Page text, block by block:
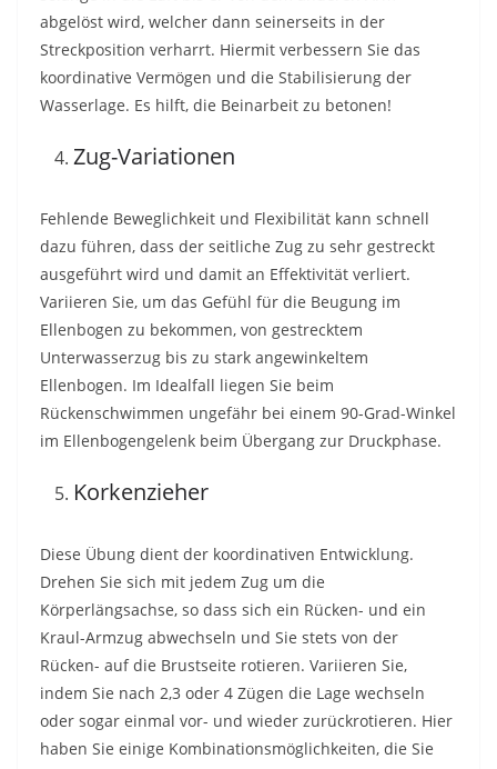
abgelöst wird, welcher dann seinerseits in der
Streckposition verharrt. Hiermit verbessern Sie das
koordinative Vermögen und die Stabilisierung der
Wasserlage. Es hilft, die Beinarbeit zu betonen!
Zug-Variationen
Fehlende Beweglichkeit und Flexibilität kann schnell
dazu führen, dass der seitliche Zug zu sehr gestreckt
ausgeführt wird und damit an Effektivität verliert.
Variieren Sie, um das Gefühl für die Beugung im
Ellenbogen zu bekommen, von gestrecktem
Unterwasserzug bis zu stark angewinkeltem
Ellenbogen. Im Idealfall liegen Sie beim
Rückenschwimmen ungefähr bei einem 90-Grad-Winkel
im Ellenbogengelenk beim Übergang zur Druckphase.
Korkenzieher
Diese Übung dient der koordinativen Entwicklung.
Drehen Sie sich mit jedem Zug um die
Körperlängsachse, so dass sich ein Rücken- und ein
Kraul-Armzug abwechseln und Sie stets von der
Rücken- auf die Brustseite rotieren. Variieren Sie,
indem Sie nach 2,3 oder 4 Zügen die Lage wechseln
oder sogar einmal vor- und wieder zurückrotieren. Hier
haben Sie einige Kombinationsmöglichkeiten, die Sie